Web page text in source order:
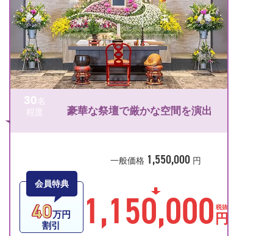
30名
程度
豪華な祭壇で厳かな空間を演出
会員特典
40万円
割引
一般価格 1,550,000 円
税抜
1,150,000 円